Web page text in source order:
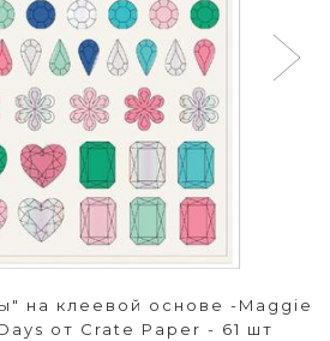
на клеевой основе -Maggie
от Crate Paper - 61 шт